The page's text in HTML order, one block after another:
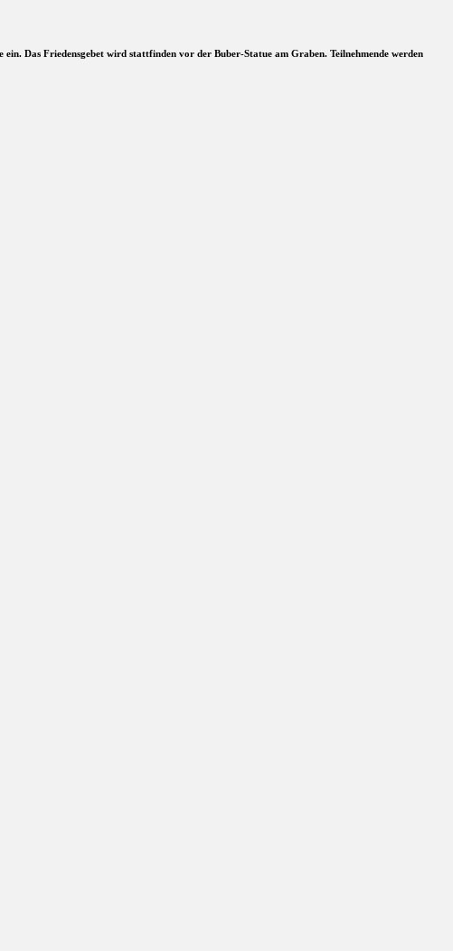
Das Friedensgebet wird stattfinden vor der Buber-Statue am Graben. Teilnehmende werden